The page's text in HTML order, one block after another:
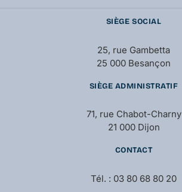
SIÈGE SOCIAL
25, rue Gambetta
25 000 Besançon
SIÈGE ADMINISTRATIF
71, rue Chabot-Charny
21 000 Dijon
CONTACT
Tél. : 03 80 68 80 20